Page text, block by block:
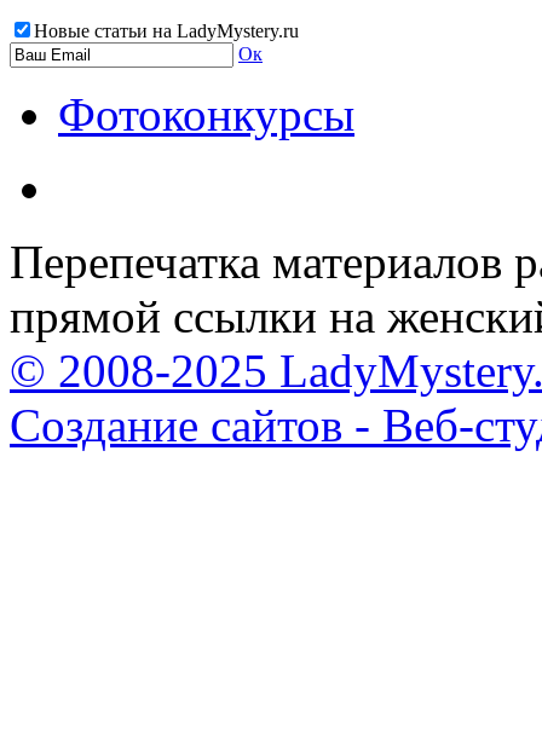
Новые статьи на LadyMystery.ru
Ок
Фотоконкурсы
Перепечатка материалов
прямой ссылки на
© 2008-2025
Создание сайтов - Веб-